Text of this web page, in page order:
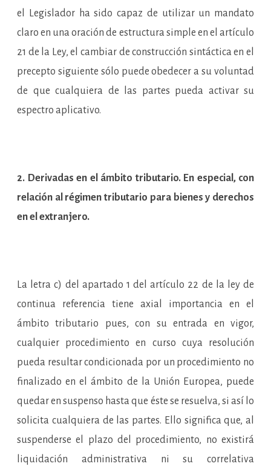
el Legislador ha sido capaz de utilizar un mandato
claro en una oración de estructura simple en el artículo
21 de la Ley, el cambiar de construcción sintáctica en el
precepto siguiente sólo puede obedecer a su voluntad
de que cualquiera de las partes pueda activar su
espectro aplicativo.
2. Derivadas en el ámbito tributario. En especial, con
relación al régimen tributario para bienes y derechos
en el extranjero.
La letra c) del apartado 1 del artículo 22 de la ley de
continua referencia tiene axial importancia en el
ámbito tributario pues, con su entrada en vigor,
cualquier procedimiento en curso cuya resolución
pueda resultar condicionada por un procedimiento no
finalizado en el ámbito de la Unión Europea, puede
quedar en suspenso hasta que éste se resuelva, si así lo
solicita cualquiera de las partes. Ello significa que, al
suspenderse el plazo del procedimiento, no existirá
liquidación administrativa ni su correlativa